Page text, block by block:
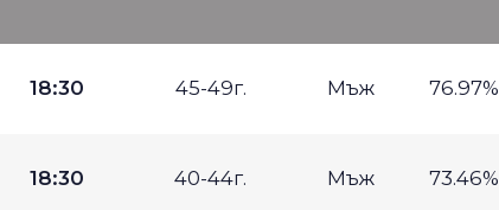
18:30 45-49г. Мъж 76.97%
18:30 40-44г. Мъж 73.46%